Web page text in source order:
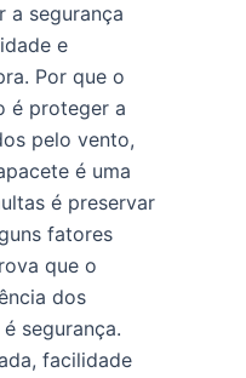
a segurança
e
Por que o
é proteger a
pelo vento,
é uma
é preservar
fatores
que o
dos
segurança.
facilidade